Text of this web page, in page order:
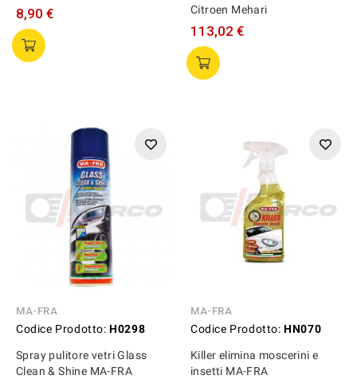
8,90 €
Citroen Mehari
113,02 €
MA-FRA
Codice Prodotto: H0298
Spray pulitore vetri Glass
Clean & Shine MA-FRA
MA-FRA
Codice Prodotto: HN070
Killer elimina moscerini e
insetti MA-FRA